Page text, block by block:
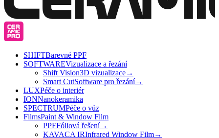
SHIFTBarevné PPF
SOFTWAREVizualizace a řezání
Shift Vision3D vizualizace→
Smart CutSoftware pro řezání→
LUXPéče o interiér
IONNanokeramika
SPECTRUMPéče o vůz
FilmsPaint & Window Film
PPFFóliová řešení→
KAVACA IRInfrared Window Film→